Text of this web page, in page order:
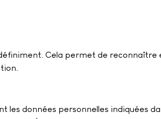
Cela permet de
données personnelles indiquées